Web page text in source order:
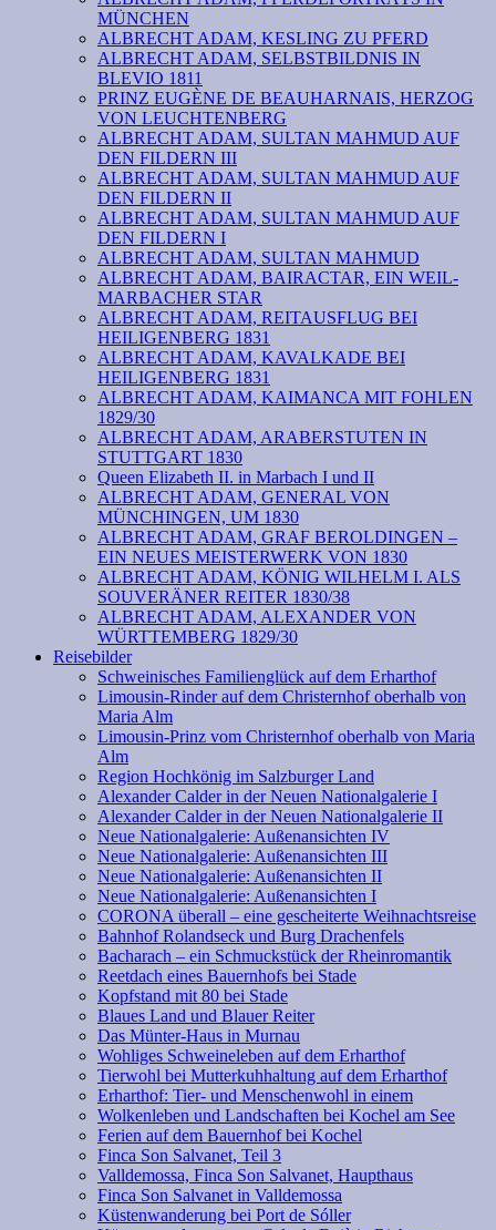
MÜNCHEN
ALBRECHT ADAM, KESLING ZU PFERD
ALBRECHT ADAM, SELBSTBILDNIS IN
BLEVIO 1811
PRINZ EUGÈNE DE BEAUHARNAIS, HERZOG
VON LEUCHTENBERG
ALBRECHT ADAM, SULTAN MAHMUD AUF
DEN FILDERN III
ALBRECHT ADAM, SULTAN MAHMUD AUF
DEN FILDERN II
ALBRECHT ADAM, SULTAN MAHMUD AUF
DEN FILDERN I
ALBRECHT ADAM, SULTAN MAHMUD
ALBRECHT ADAM, BAIRACTAR, EIN WEIL-
MARBACHER STAR
ALBRECHT ADAM, REITAUSFLUG BEI
HEILIGENBERG 1831
ALBRECHT ADAM, KAVALKADE BEI
HEILIGENBERG 1831
ALBRECHT ADAM, KAIMANCA MIT FOHLEN
1829/30
ALBRECHT ADAM, ARABERSTUTEN IN
STUTTGART 1830
Queen Elizabeth II. in Marbach I und II
ALBRECHT ADAM, GENERAL VON
MÜNCHINGEN, UM 1830
ALBRECHT ADAM, GRAF BEROLDINGEN –
EIN NEUES MEISTERWERK VON 1830
ALBRECHT ADAM, KÖNIG WILHELM I. ALS
SOUVERÄNER REITER 1830/38
ALBRECHT ADAM, ALEXANDER VON
WÜRTTEMBERG 1829/30
Reisebilder
Schweinisches Familienglück auf dem Erharthof
Limousin-Rinder auf dem Christernhof oberhalb von
Maria Alm
Limousin-Prinz vom Christernhof oberhalb von Maria
Alm
Region Hochkönig im Salzburger Land
Alexander Calder in der Neuen Nationalgalerie I
Alexander Calder in der Neuen Nationalgalerie II
Neue Nationalgalerie: Außenansichten IV
Neue Nationalgalerie: Außenansichten III
Neue Nationalgalerie: Außenansichten II
Neue Nationalgalerie: Außenansichten I
CORONA überall – eine gescheiterte Weihnachtsreise
Bahnhof Rolandseck und Burg Drachenfels
Bacharach – ein Schmuckstück der Rheinromantik
Reetdach eines Bauernhofs bei Stade
Kopfstand mit 80 bei Stade
Blaues Land und Blauer Reiter
Das Münter-Haus in Murnau
Wohliges Schweineleben auf dem Erharthof
Tierwohl bei Mutterkuhhaltung auf dem Erharthof
Erharthof: Tier- und Menschenwohl in einem
Wolkenleben und Landschaften bei Kochel am See
Ferien auf dem Bauernhof bei Kochel
Finca Son Salvanet, Teil 3
Valldemossa, Finca Son Salvanet, Haupthaus
Finca Son Salvanet in Valldemossa
Küstenwanderung bei Port de Sóller